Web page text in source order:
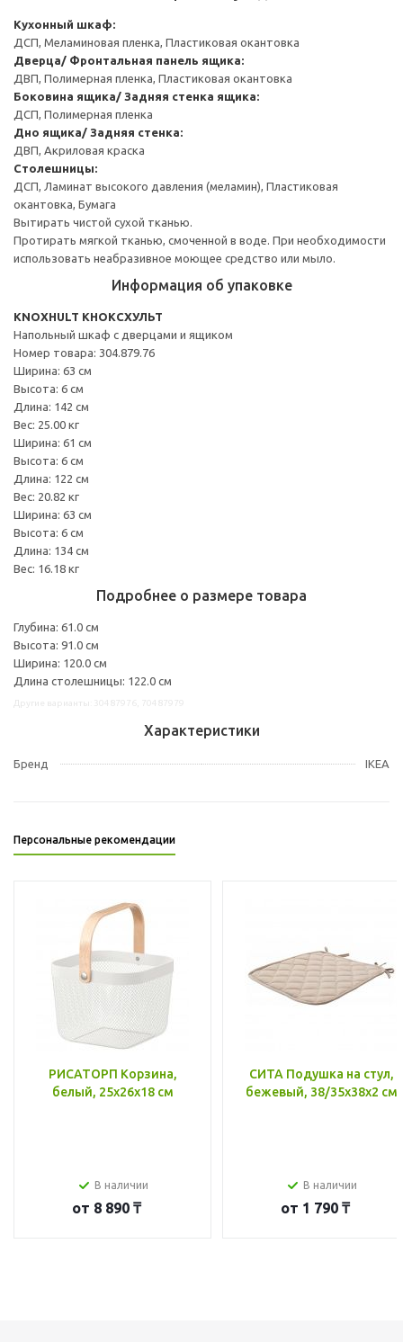
Кухонный шкаф:
ДСП, Меламиновая пленка, Пластиковая окантовка
Дверца/ Фронтальная панель ящика:
ДВП, Полимерная пленка, Пластиковая окантовка
Боковина ящика/ Задняя стенка ящика:
ДСП, Полимерная пленка
Дно ящика/ Задняя стенка:
ДВП, Акриловая краска
Столешницы:
ДСП, Ламинат высокого давления (меламин), Пластиковая
окантовка, Бумага
Вытирать чистой сухой тканью.
Протирать мягкой тканью, смоченной в воде. При необходимости
использовать неабразивное моющее средство или мыло.
Информация об упаковке
KNOXHULT КНОКСХУЛЬТ
Напольный шкаф с дверцами и ящиком
Номер товара: 304.879.76
Ширина: 63 см
Высота: 6 см
Длина: 142 см
Вес: 25.00 кг
Ширина: 61 см
Высота: 6 см
Длина: 122 см
Вес: 20.82 кг
Ширина: 63 см
Высота: 6 см
Длина: 134 см
Вес: 16.18 кг
Подробнее о размере товара
Глубина: 61.0 см
Высота: 91.0 см
Ширина: 120.0 см
Длина столешницы: 122.0 см
Характеристики
Бренд IKEA
Персональные рекомендации
РИСАТОРП Корзина,
белый, 25x26x18 см
В наличии
от 8 890 ₸
СИТА Подушка на стул,
бежевый, 38/35x38x2 см
В наличии
от 1 790 ₸